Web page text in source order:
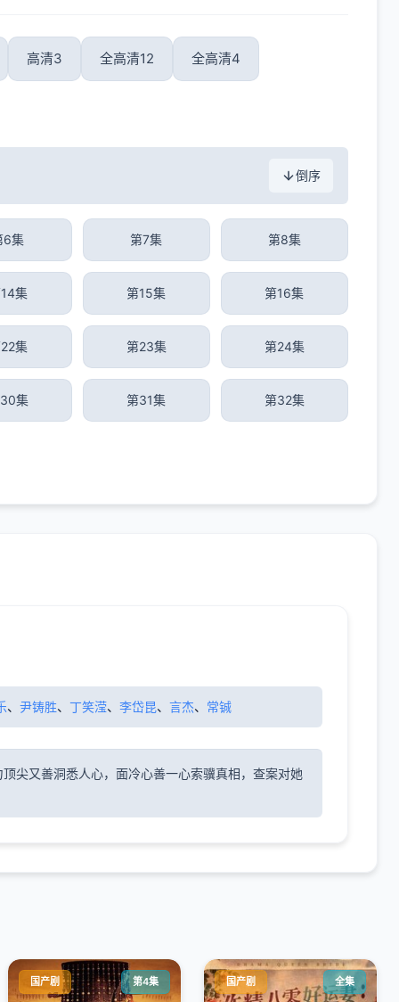
高清3 全高清12 全高清4
倒序
6集 第7集 第8集
集 第15集 第16集
集 第23集 第24集
集 第31集 第32集
、 尹铸胜、 丁笑滢、 李岱昆、 言杰、 常铖
尖又善洞悉人心，面冷心善一心索骥真相，查案对她
国产剧 第4集 国产剧 全集